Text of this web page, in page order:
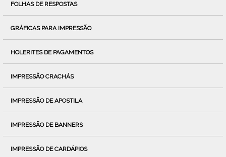
FOLHAS DE RESPOSTAS
GRÁFICAS PARA IMPRESSÃO
HOLERITES DE PAGAMENTOS
IMPRESSÃO CRACHÁS
IMPRESSÃO DE APOSTILA
IMPRESSÃO DE BANNERS
IMPRESSÃO DE CARDÁPIOS